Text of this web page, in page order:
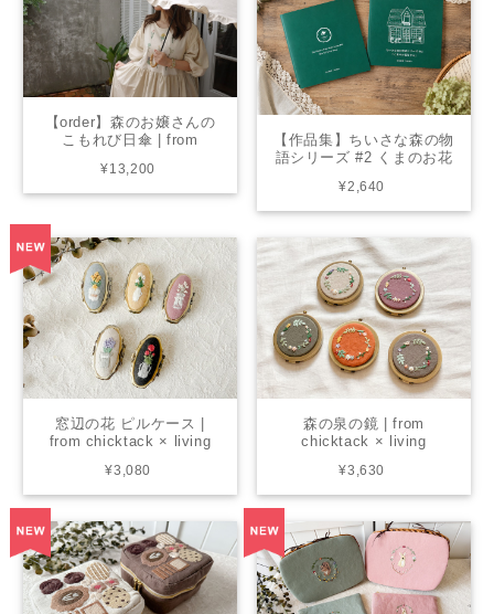
【order】森のお嬢さんの
こもれび日傘 | from
¥13,200
【作品集】ちいさな森の物
語シリーズ #2 くまのお花
¥2,640
窓辺の花 ピルケース |
from chicktack × living
¥3,080
森の泉の鏡 | from
chicktack × living
¥3,630